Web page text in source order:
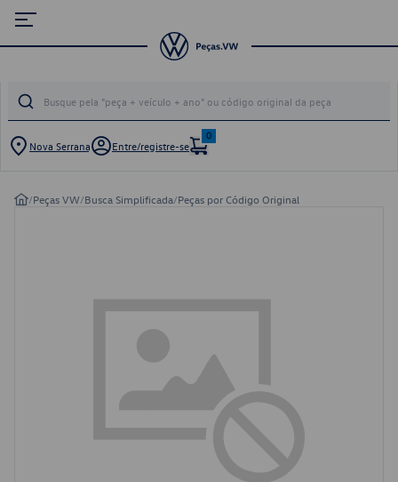
Nova Serrana Entre/registre-se
0
/Peças VW/Busca Simplificada/Peças por Código Original